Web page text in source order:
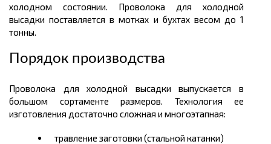
холодном состоянии. Проволока для холодной
высадки поставляется в мотках и бухтахвесом до 1
тонны.
Порядок производства
Проволока для холодной высадки выпускается в
большом сортаменте размеров. Технология ее
изготовления достаточно сложная и многоэтапная:
травление заготовки (стальной катанки)